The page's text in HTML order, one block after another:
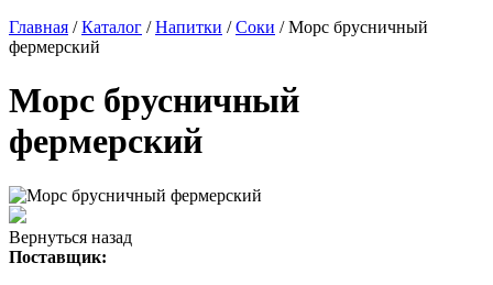
Главная /Каталог /Напитки /Соки / Морс брусничный
фермерский
Морс брусничный
фермерский
Вернуться назад
Поставщик: